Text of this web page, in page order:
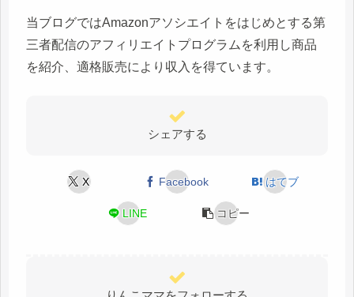
当ブログではAmazonアソシエイトをはじめとする第
三者配信のアフィリエイトプログラムを利用し商品
を紹介、適格販売により収入を得ています。
シェアする
X Facebook はてブ
LINE コピー